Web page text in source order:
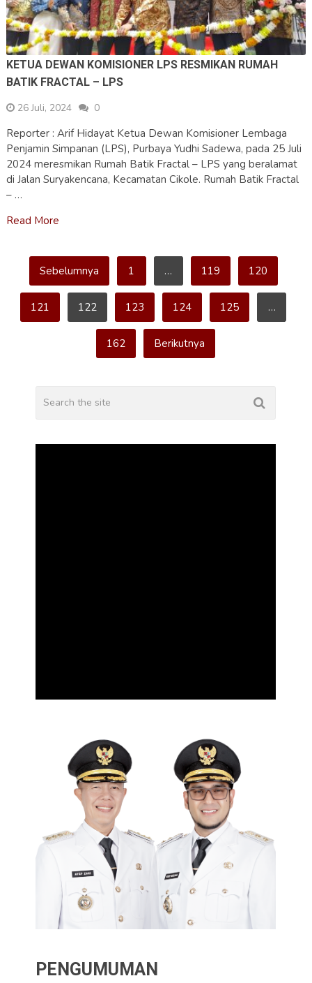
KETUA DEWAN KOMISIONER LPS RESMIKAN RUMAH
BATIK FRACTAL – LPS
26 Juli, 2024
0
Reporter : Arif Hidayat Ketua Dewan Komisioner Lembaga
Penjamin Simpanan (LPS), Purbaya Yudhi Sadewa, pada 25 Juli
2024 meresmikan Rumah Batik Fractal – LPS yang beralamat
di Jalan Suryakencana, Kecamatan Cikole. Rumah Batik Fractal
– …
Read More
Paginasi
pos
Sebelumnya 1 … 119 120
121 122 123 124 125 …
162 Berikutnya
PENGUMUMAN